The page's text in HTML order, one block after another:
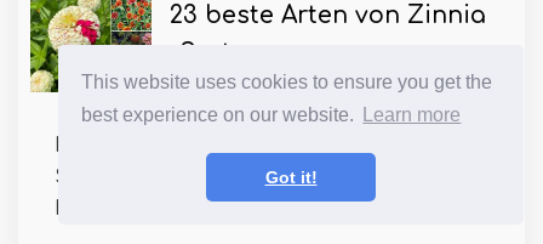
This website uses cookies to ensure you get the
best experience on our website.
Learn more
Got it!
23 beste Arten von Zinnia
-Sorten
Hier sind die besten Arten von Zinnia -
Sorten, die Sie in Ihrem Garten wachsen
können, um seine hell...